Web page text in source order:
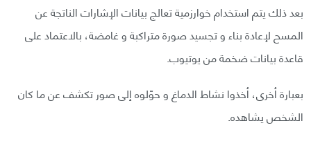
بعد ذلك يتم استخدام خوارزمية تعالج بيانات الإشارات الناتجة عن
المسح لإعادة بناء و تجسيد صورة متراكبة و غامضة، بالاعتماد على
قاعدة بيانات ضخمة من يوتيوب.
بعبارة أخرى، أخذوا نشاط الدماغ و حوّلوه إلى صور تكشف عن ما كان
الشخص يشاهده.